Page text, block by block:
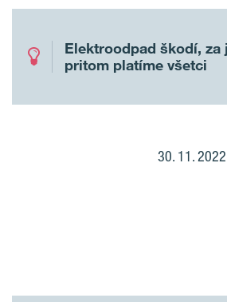
Elektroodpad škodí, za
pritom platíme všetci
30. 11. 2022